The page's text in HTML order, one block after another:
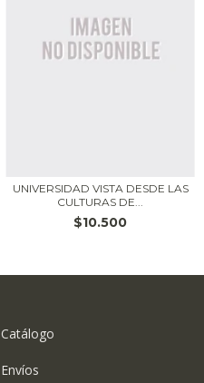
UNIVERSIDAD VISTA DESDE LAS
CULTURAS DE...
$10.500
Catálogo
Envíos